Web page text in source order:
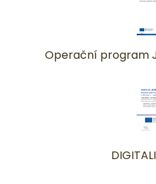
Operační program